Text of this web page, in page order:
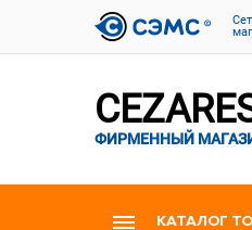
ФИРМЕННЫЙ
КАТАЛОГ